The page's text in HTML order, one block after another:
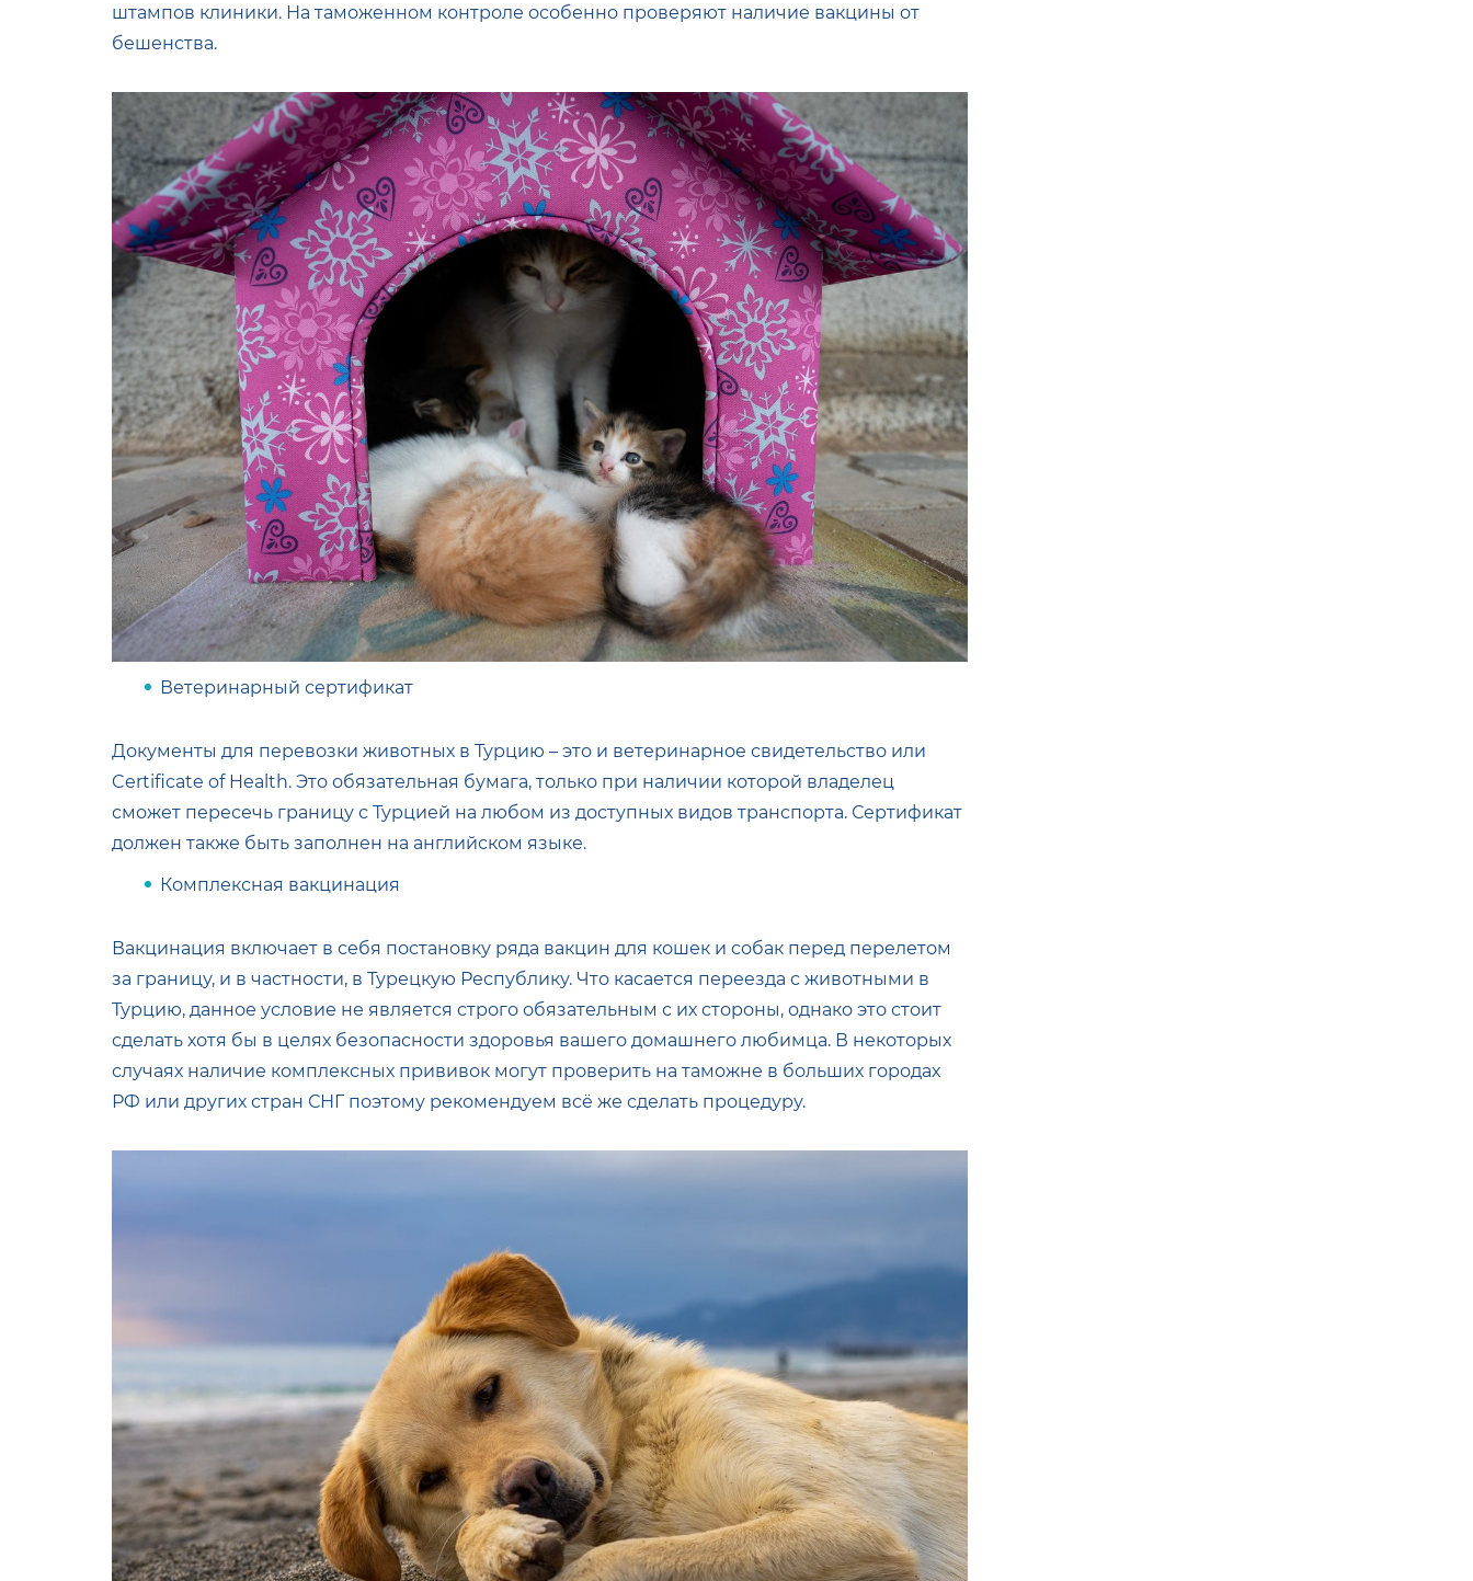
штампов клиники. На таможенном контроле особенно проверяют наличие вакцины от
бешенства.
Ветеринарный сертификат
Документы для перевозки животных в Турцию – это и ветеринарное свидетельство или
Certificate of Health. Это обязательная бумага, только при наличии которой владелец
сможет пересечь границу с Турцией на любом из доступных видов транспорта. Сертификат
должен также быть заполнен на английском языке.
Комплексная вакцинация
Вакцинация включает в себя постановку ряда вакцин для кошек и собак перед перелетом
за границу, и в частности, в Турецкую Республику. Что касается переезда с животными в
Турцию, данное условие не является строго обязательным с их стороны, однако это стоит
сделать хотя бы в целях безопасности здоровья вашего домашнего любимца. В некоторых
случаях наличие комплексных прививок могут проверить на таможне в больших городах
РФ или других стран СНГ поэтому рекомендуем всё же сделать процедуру.